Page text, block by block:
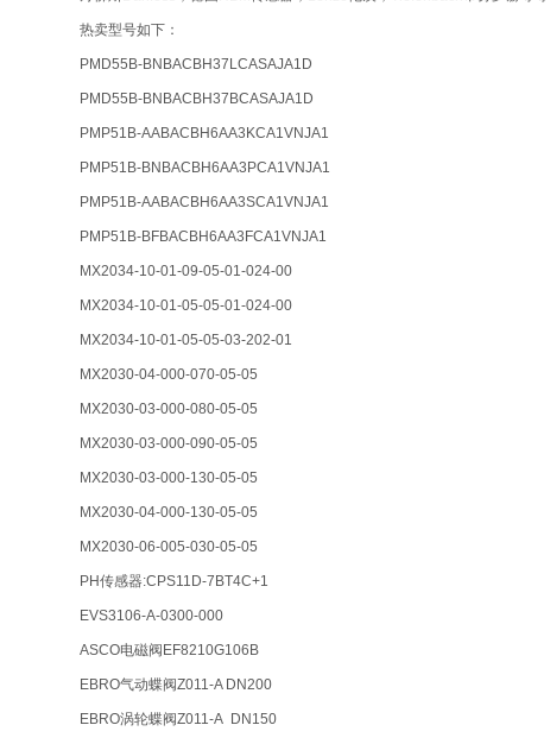
热卖型号如下：
PMD55B-BNBACBH37LCASAJA1D
PMD55B-BNBACBH37BCASAJA1D
PMP51B-AABACBH6AA3KCA1VNJA1
PMP51B-BNBACBH6AA3PCA1VNJA1
PMP51B-AABACBH6AA3SCA1VNJA1
PMP51B-BFBACBH6AA3FCA1VNJA1
MX2034-10-01-09-05-01-024-00
MX2034-10-01-05-05-01-024-00
MX2034-10-01-05-05-03-202-01
MX2030-04-000-070-05-05
MX2030-03-000-080-05-05
MX2030-03-000-090-05-05
MX2030-03-000-130-05-05
MX2030-04-000-130-05-05
MX2030-06-005-030-05-05
PH传感器:CPS11D-7BT4C+1
EVS3106-A-0300-000
ASCO电磁阀EF8210G106B
EBRO气动蝶阀Z011-A DN200
EBRO涡轮蝶阀Z011-A DN150